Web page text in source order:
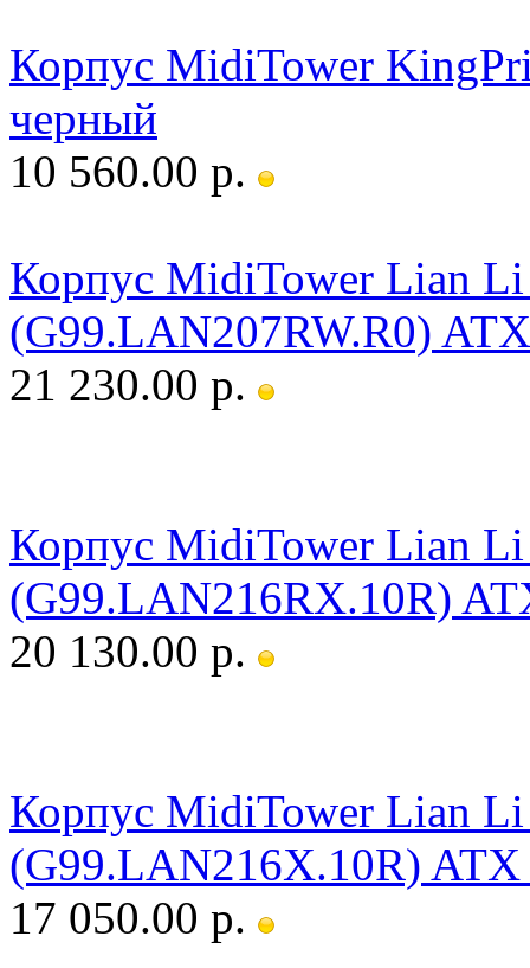
Корпус MidiTower
черный
10 560.00 р.
Корпус MidiTower Lian
(G99.LAN207RW.R0)
21 230.00 р.
Корпус MidiTower Lian
(G99.LAN216RX.10R)
20 130.00 р.
Корпус MidiTower Lian
(G99.LAN216X.10R)
17 050.00 р.